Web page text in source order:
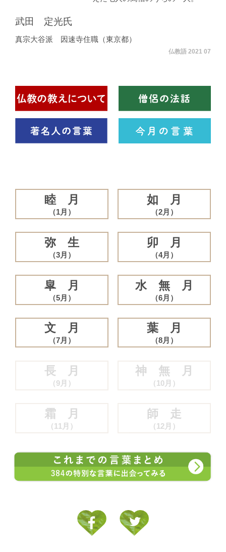
武田 定光氏
真宗大谷派 因速寺住職（東京都）
仏教語 2021 07
睦 月
（1月）
如 月
（2月）
弥 生
（3月）
卯 月
（4月）
皐 月
（5月）
水 無 月
（6月）
文 月
（7月）
葉 月
（8月）
長 月
（9月）
神 無 月
（10月）
霜 月
（11月）
師 走
（12月）